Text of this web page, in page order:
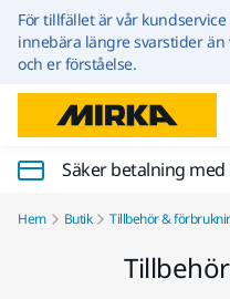
För tillfället är vår
innebära längre svarstider
och er förståelse.
Säker betalning
Hem Butik Tillbehör &